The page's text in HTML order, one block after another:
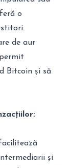
o
de aur
Bitcoin și să
și